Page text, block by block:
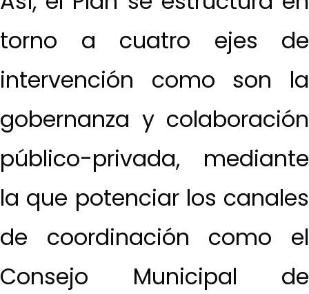
torno a cuatro ejes de
intervención como son la
gobernanza y colaboración
público-privada, mediante
la que potenciar los canales
de coordinación como el
Consejo Municipal de